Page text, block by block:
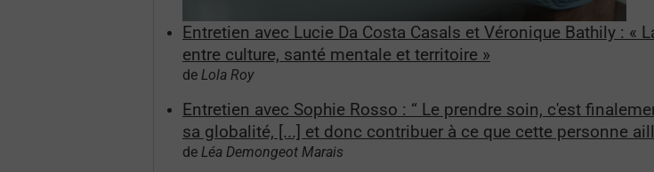
Entretien avec Lucie Da Costa Casals et Véronique Bathily : «
entre culture, santé mentale et territoire »
de Lola Roy
Entretien avec Sophie Rosso : “ Le prendre soin, c'est
sa globalité, [...] et donc contribuer à ce que cette personne
de Léa Demongeot Marais